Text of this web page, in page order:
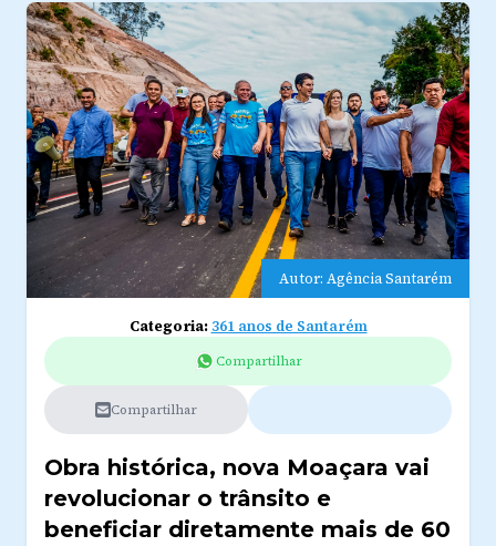
Autor: Agência Santarém
Categoria:361 anos de Santarém
Compartilhar
Compartilhar
Obra histórica, nova Moaçara vai
revolucionar o trânsito e
beneficiar diretamente mais de 60